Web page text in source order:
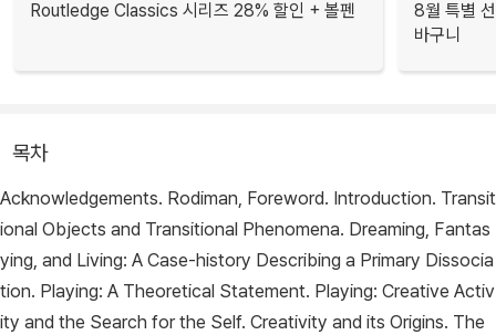
Routledge Classics 시리즈 28% 할인 + 볼펜
8월 특별
바구니
목차
Acknowledgements. Rodiman, Foreword. Introduction. Transit
ional Objects and Transitional Phenomena. Dreaming, Fantas
ying, and Living: A Case-history Describing a Primary Dissocia
tion. Playing: A Theoretical Statement. Playing: Creative Activ
ity and the Search for the Self. Creativity and its Origins. The